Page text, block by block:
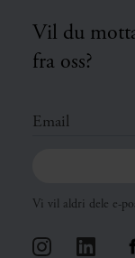
Vil du
fra oss?
Vi vil aldri dele e-